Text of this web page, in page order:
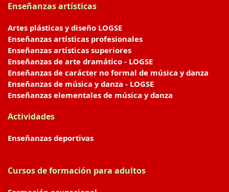
Enseñanzas artísticas
Artes plásticas y diseño LOGSE
Enseñanzas artísticas profesionales
Enseñanzas artísticas superiores
Enseñanzas de arte dramático - LOGSE
Enseñanzas de carácter no formal de música y danza
Enseñanzas de música y danza - LOGSE
Enseñanzas elementales de música y danza
Actividades
Enseñanzas deportivas
Cursos de formación para adultos